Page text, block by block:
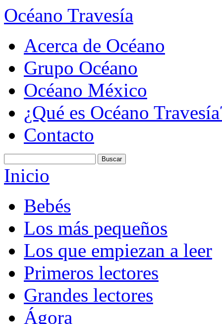
Océano Travesía
Acerca de Océano
Grupo Océano
Océano México
¿Qué es Océano
Contacto
Inicio
Bebés
Los más pequeños
Los que empiezan a leer
Primeros lectores
Grandes lectores
Ágora